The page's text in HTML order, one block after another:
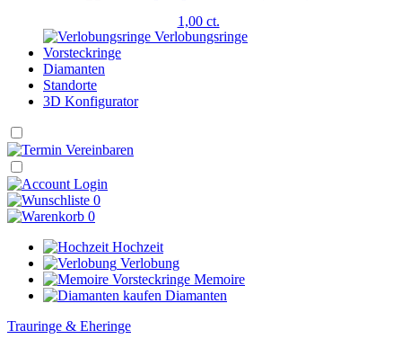
1,00 ct.
Verlobungsringe
Vorsteckringe
Diamanten
Standorte
3D Konfigurator
Login
0
0
Hochzeit
Verlobung
Memoire
Diamanten
Trauringe & Eheringe